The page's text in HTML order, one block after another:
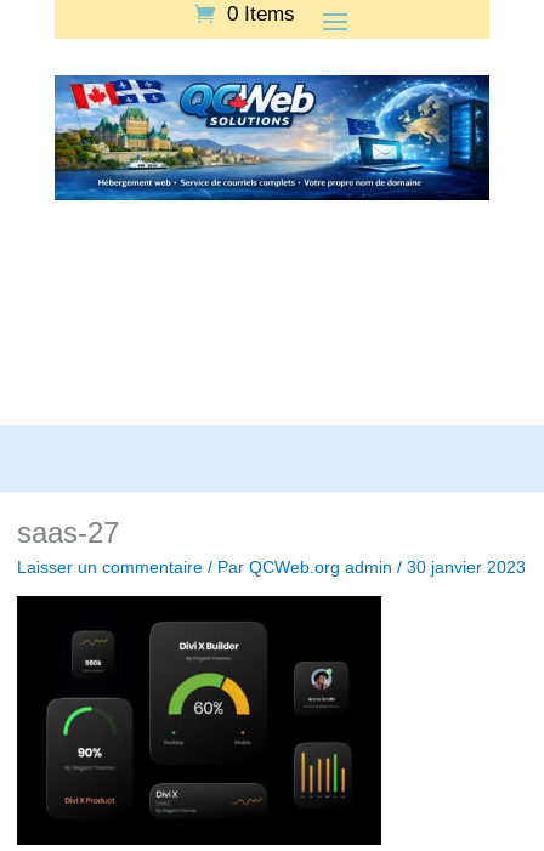
0 Items
saas-27
Laisser un commentaire / Par QCWeb.org admin / 30 janvier 2023